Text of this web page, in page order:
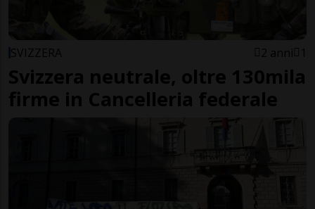
SVIZZERA 2 anni 1
Svizzera neutrale, oltre 130mila
firme in Cancelleria federale